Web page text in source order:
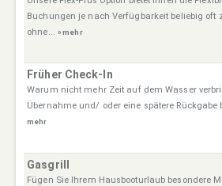
Buchungen je nach Verfügbarkeit beliebig oft
ohne... » mehr
Früher Check-In
Warum nicht mehr Zeit auf dem Wasser
Übernahme und/ oder eine spätere Rückgabe
mehr
Gasgrill
Fügen Sie Ihrem Hausbooturlaub besondere